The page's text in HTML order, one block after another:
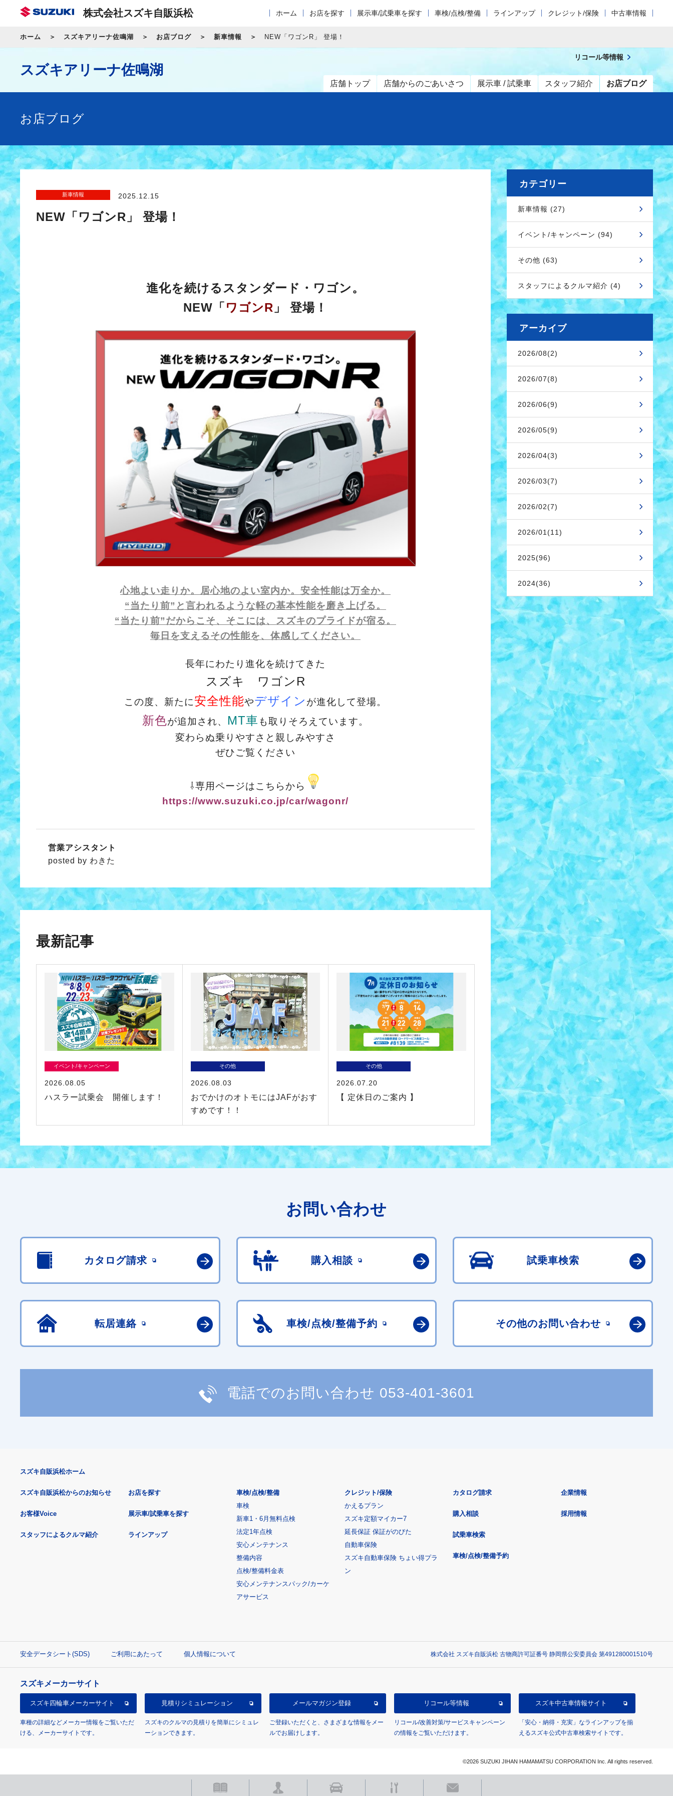
株式会社スズキ自販浜松 ホーム お店を探す 展示車/試乗車を探す 車検/点検/整備 ラインアップ クレジット/保険 中古車情報
ホーム スズキアリーナ佐鳴湖 お店ブログ 新車情報 NEW「ワゴンR」 登場！
スズキアリーナ佐鳴湖
店舗トップ 店舗からのごあいさつ 展示車 / 試乗車 スタッフ紹介 お店ブログ
リコール等情報
お店ブログ
新車情報 2025.12.15
NEW「ワゴンR」 登場！
進化を続けるスタンダード・ワゴン。
NEW「 ワゴンR 」 登場！
心地よい走りか。居心地のよい室内か。安全性能は万全か。
“当たり前”と言われるような軽の基本性能を磨き上げる。
“当たり前”だからこそ、そこには、スズキのプライドが宿る。
毎日を支えるその性能を、体感してください。
長年にわたり進化を続けてきた
スズキ ワゴンR
この度、 新たに安全性能やデザイン が進化して登場。
新色が追加され、 MT車 も取りそろえています。
変わらぬ乗りやすさと親しみやすさ
ぜひご覧ください
⇩専用ページはこちらから
https://www.suzuki.co.jp/car/wagonr/
営業アシスタント
posted by わきた
最新記事
イベント/キャンペーン
2026.08.05
ハスラー試乗会 開催します！
その他
2026.08.03
おでかけのオトモにはJAFがおす
すめです！！
その他
2026.07.20
【 定休日のご案内 】
カテゴリー
新車情報 (27)
イベント/キャンペーン (94)
その他 (63)
スタッフによるクルマ紹介 (4)
アーカイブ
2026/08(2)
2026/07(8)
2026/06(9)
2026/05(9)
2026/04(3)
2026/03(7)
2026/02(7)
2026/01(11)
2025(96)
2024(36)
お問い合わせ
カタログ請求 購入相談 試乗車検索
転居連絡 車検/点検/整備予約 その他のお問い合わせ
電話でのお問い合わせ 053-401-3601
スズキ自販浜松ホーム
スズキ自販浜松からのお知らせ
お客様Voice
スタッフによるクルマ紹介
お店を探す
展示車/試乗車を探す
ラインアップ
車検/点検/整備
車検
新車1・6月無料点検
法定1年点検
安心メンテナンス
整備内容
点検/整備料金表
安心メンテナンスパック/カーケ
アサービス
クレジット/保険
かえるプラン
スズキ定額マイカー7
延長保証 保証がのびた
自動車保険
スズキ自動車保険 ちょい得プラ
ン
カタログ請求
購入相談
試乗車検索
車検/点検/整備予約
企業情報
採用情報
安全データシート(SDS) ご利用にあたって 個人情報について 株式会社 スズキ自販浜松 古物商許可証番号 静岡県公安委員会 第491280001510号
スズキメーカーサイト
スズキ四輪車メーカーサイト
車種の詳細などメーカー情報をご覧いただ
ける、メーカーサイトです。
見積り シミュレーション
スズキのクルマの見積りを簡単にシミュレ
ーションできます。
メールマガジン登録
ご登録いただくと、さまざまな情報をメー
ルでお届けします。
リコール等情報
リコール/改善対策/サービスキャンペーン
の情報をご覧いただけます。
スズキ中古車情報サイト
「安心・納得・充実」なラインアップを揃
えるスズキ公式中古車検索サイトです。
©2026 SUZUKI JIHAN HAMAMATSU CORPORATION Inc. All rights reserved.